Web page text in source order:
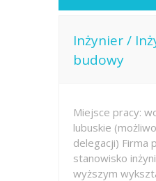
Inżynier /
budowy
Miejsce pracy:
lubuskie
delegacji) Firma
stanowisko
wyższym